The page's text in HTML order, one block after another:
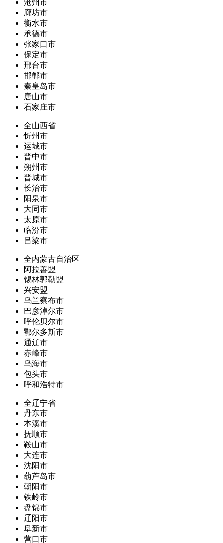
沧州市
廊坊市
衡水市
承德市
张家口市
保定市
邢台市
邯郸市
秦皇岛市
唐山市
石家庄市
全山西省
忻州市
运城市
晋中市
朔州市
晋城市
长治市
阳泉市
大同市
太原市
临汾市
吕梁市
全内蒙古自治区
阿拉善盟
锡林郭勒盟
兴安盟
乌兰察布市
巴彦淖尔市
呼伦贝尔市
鄂尔多斯市
通辽市
赤峰市
乌海市
包头市
呼和浩特市
全辽宁省
丹东市
本溪市
抚顺市
鞍山市
大连市
沈阳市
葫芦岛市
朝阳市
铁岭市
盘锦市
辽阳市
阜新市
营口市